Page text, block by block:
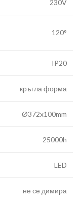
230V
120°
IP20
кръгла форма
Ø372x100mm
25000h
LED
не се димира